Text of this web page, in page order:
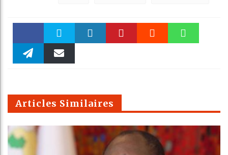
Faceboo Twitter
m
Articles Similaires